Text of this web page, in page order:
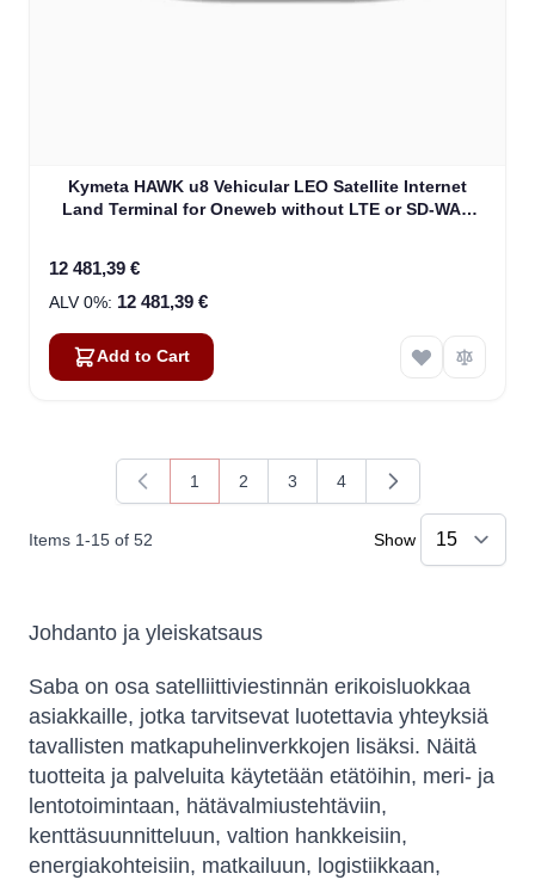
Kymeta HAWK u8 Vehicular LEO Satellite Internet
Land Terminal for Oneweb without LTE or SD-WAN
12 481,39 €
12 481,39 €
Add to Cart
Items 1-15 of 52
You're currently reading page
1
Page
2
Page
3
Page
4
Show
Johdanto ja yleiskatsaus
Saba on osa satelliittiviestinnän erikoisluokkaa
asiakkaille, jotka tarvitsevat luotettavia yhteyksiä
tavallisten matkapuhelinverkkojen lisäksi. Näitä
tuotteita ja palveluita käytetään etätöihin, meri- ja
lentotoimintaan, hätävalmiustehtäviin,
kenttäsuunnitteluun, valtion hankkeisiin,
energiakohteisiin, matkailuun, logistiikkaan,